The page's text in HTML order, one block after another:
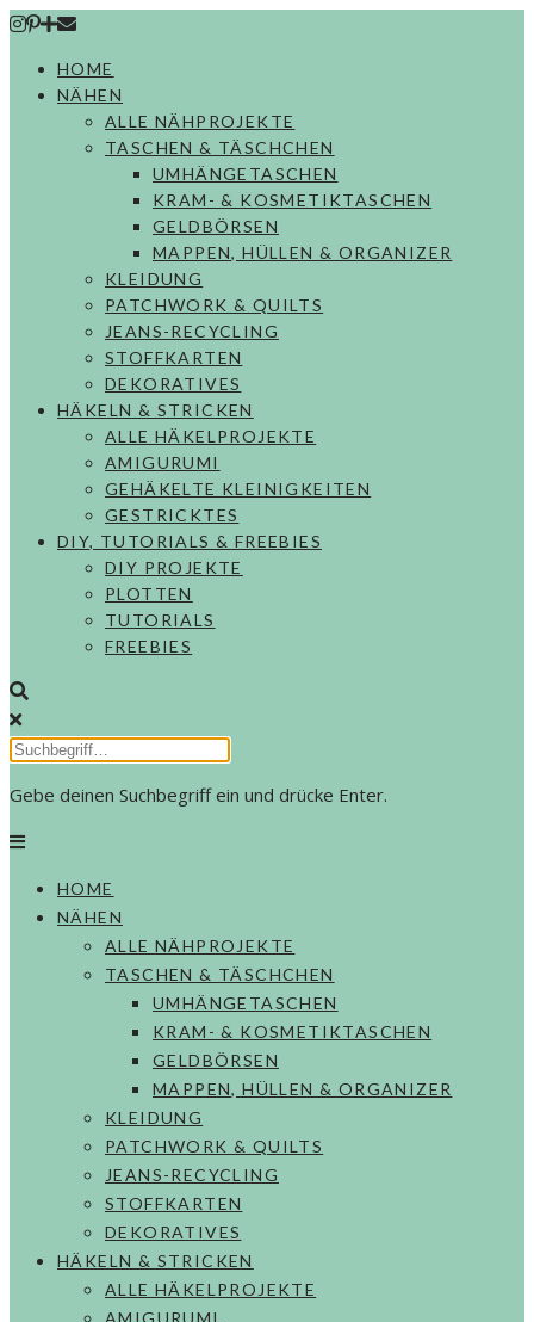
Skip
contentHOME
NÄHEN
ALLE NÄHPROJEKTE
TASCHEN & TÄSCHCHEN
UMHÄNGETASCHEN
KRAM- & KOSMETIKTASCHEN
GELDBÖRSEN
MAPPEN, HÜLLEN & ORGANIZER
KLEIDUNG
PATCHWORK & QUILTS
JEANS-RECYCLING
STOFFKARTEN
DEKORATIVES
HÄKELN & STRICKEN
ALLE HÄKELPROJEKTE
AMIGURUMI
GEHÄKELTE KLEINIGKEITEN
GESTRICKTES
DIY, TUTORIALS & FREEBIES
DIY PROJEKTE
PLOTTEN
TUTORIALS
FREEBIES
Gebe deinen Suchbegriff ein und drücke Enter.
HOME
NÄHEN
ALLE NÄHPROJEKTE
TASCHEN & TÄSCHCHEN
UMHÄNGETASCHEN
KRAM- & KOSMETIKTASCHEN
GELDBÖRSEN
MAPPEN, HÜLLEN & ORGANIZER
KLEIDUNG
PATCHWORK & QUILTS
JEANS-RECYCLING
STOFFKARTEN
DEKORATIVES
HÄKELN & STRICKEN
ALLE HÄKELPROJEKTE
AMIGURUMI